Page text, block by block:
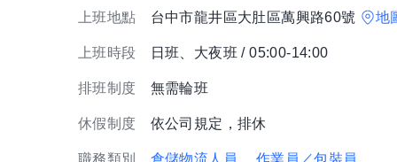
上班地點 台中市龍井區大肚區萬興路60號 地
上班時段 日班、大夜班 / 05:00-14:00
排班制度 無需輪班
休假制度 依公司規定，排休